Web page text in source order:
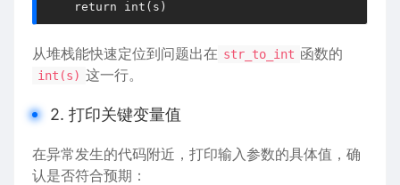
从堆栈能快速定位到问题出在 str_to_int 函数的
int(s) 这一行。
2. 打印关键变量值
在异常发生的代码附近，打印输入参数的具体值，确
认是否符合预期：